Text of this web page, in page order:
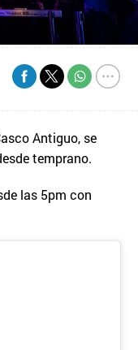
Antiguo, se
temprano.
las 5pm con